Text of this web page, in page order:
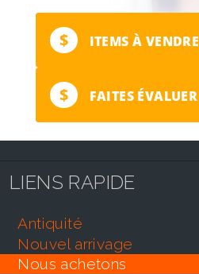
$ ITEMS À VENDRE
$ FAITES ÉVALUER
LIENS RAPIDE
antiquité
nouvel arrivage
nous achetons